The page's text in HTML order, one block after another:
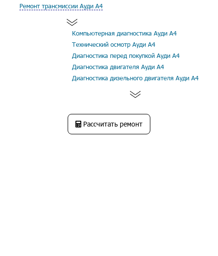
Ремонт трансмиссии Ауди А4
Компьютерная диагностика Ауди А4
Технический осмотр Ауди А4
Диагностика перед покупкой Ауди А4
Диагностика двигателя Ауди А4
Диагностика дизельного двигателя Ауди А4
Рассчитать ремонт